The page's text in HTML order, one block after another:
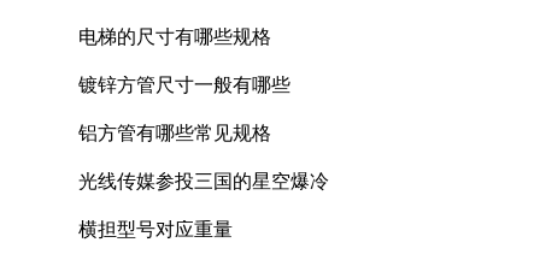
电梯的尺寸有哪些规格
镀锌方管尺寸一般有哪些
铝方管有哪些常见规格
光线传媒参投三国的星空爆冷
横担型号对应重量